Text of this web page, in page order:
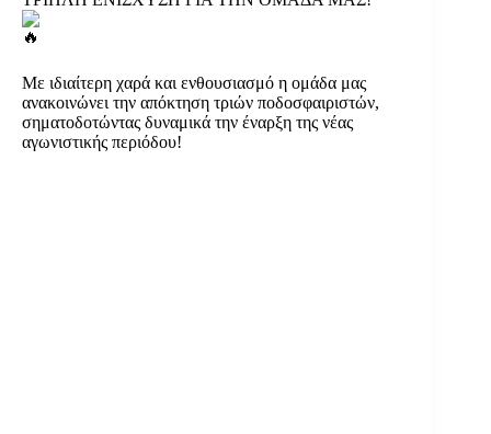
Με ιδιαίτερη χαρά και ενθουσιασμό η ομάδα μας
ανακοινώνει την απόκτηση τριών ποδοσφαιριστών,
σηματοδοτώντας δυναμικά την έναρξη της νέας
αγωνιστικής περιόδου!